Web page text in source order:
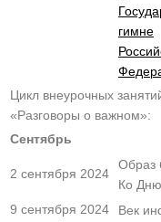
гимне
Цикл внеурочных
«Разговоры о важном»:
Сентябрь
2 сентября 2024
Образ
Ко
9 сентября 2024
Век